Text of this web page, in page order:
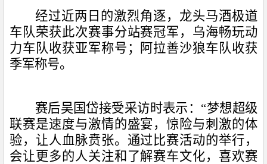
经过近两日的激烈角逐，龙头马酒极道
车队荣获此次赛事分站赛冠军，乌海畅玩动
力车队收获亚军称号；阿拉善沙狼车队收获
季军称号。
赛后吴国岱接受采访时表示：“梦想超级
联赛是速度与激情的盛宴，惊险与刺激的体
验，让人血脉贲张。通过比赛活动的举行，
会让更多的人关注和了解赛车文化，喜欢赛